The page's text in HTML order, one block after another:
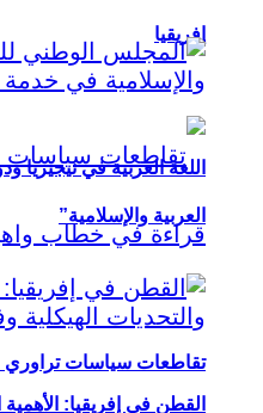
إفريقيا
تقاطعات سياسات تراوري
اللغة العربية في
العربية والإسلامية”
القطن في إفريقيا: الأهمية